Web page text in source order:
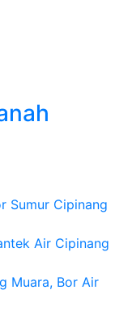
Sumur Cipinang
Air Cipinang
Muara, Bor Air